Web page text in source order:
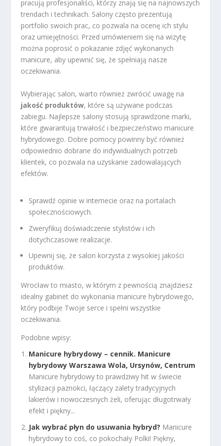
pracują profesjonaliści, którzy znają się na najnowszych
trendach i technikach. Salony często prezentują
portfolio swoich prac, co pozwala na ocenę ich stylu
oraz umiejętności. Przed umówieniem się na wizytę
można poprosić o pokazanie zdjęć wykonanych
manicure, aby upewnić się, że spełniają nasze
oczekiwania.
Wybierając salon, warto również zwrócić uwagę na
jakość produktów, które są używane podczas
zabiegu. Najlepsze salony stosują sprawdzone marki,
które gwarantują trwałość i bezpieczeństwo manicure
hybrydowego. Dobre pomocy powinny być również
odpowiednio dobrane do indywidualnych potrzeb
klientek, co pozwala na uzyskanie zadowalających
efektów.
Sprawdź opinie w internecie oraz na portalach
społecznościowych.
Zweryfikuj doświadczenie stylistów i ich
dotychczasowe realizacje.
Upewnij się, że salon korzysta z wysokiej jakości
produktów.
Wrocław to miasto, w którym z pewnością znajdziesz
idealny gabinet do wykonania manicure hybrydowego,
który podbije Twoje serce i spełni wszystkie
oczekiwania.
Podobne wpisy:
Manicure hybrydowy – cennik. Manicure
hybrydowy Warszawa Wola, Ursynów, Centrum
Manicure hybrydowy to prawdziwy hit w świecie
stylizacji paznokci, łączący zalety tradycyjnych
lakierów i nowoczesnych żeli, oferując długotrwały
efekt i piękny...
Jak wybrać płyn do usuwania hybryd? Manicure
hybrydowy to coś, co pokochały Polki! Piękny,